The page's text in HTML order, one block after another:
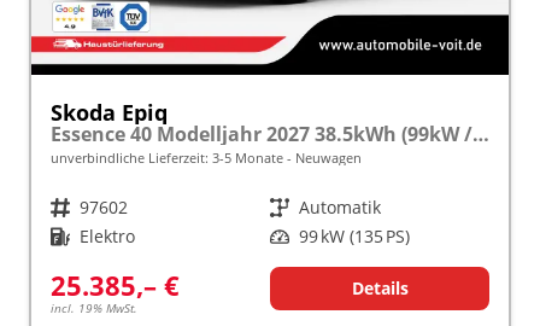
Skoda Epiq
Essence 40 Modelljahr 2027 38.5kWh (99kW / 135PS) 5J. Garantie frei konfigurierbar!
unverbindliche Lieferzeit: 3-5 Monate Neuwagen
Fahrzeugnr. 97602 Getriebe Automatik
Kraftstoff Elektro Leistung 99 kW (135 PS)
25.385,– €
incl. 19% MwSt.
Details